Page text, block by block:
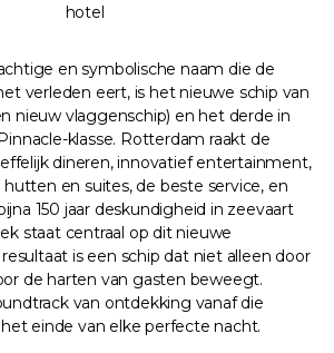
hotel
en symbolische naam die de
verleden eert, is het nieuwe schip van
nieuw vlaggenschip) en het derde in
klasse. Rotterdam raakt de
dineren, innovatief entertainment,
en suites, de beste service, en
150 jaar deskundigheid in zeevaart
staat centraal op dit nieuwe
is een schip dat niet alleen door
de harten van gasten beweegt.
van ontdekking vanaf die
einde van elke perfecte nacht.